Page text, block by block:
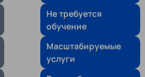
Не требуется
обучение
Масштабируемые
услуги